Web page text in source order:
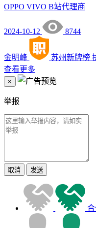
OPPO VIVO B站代理商
2024-10-12 8744
金明峰 苏州新牌榜
查看更多
×
举报
取消 发送